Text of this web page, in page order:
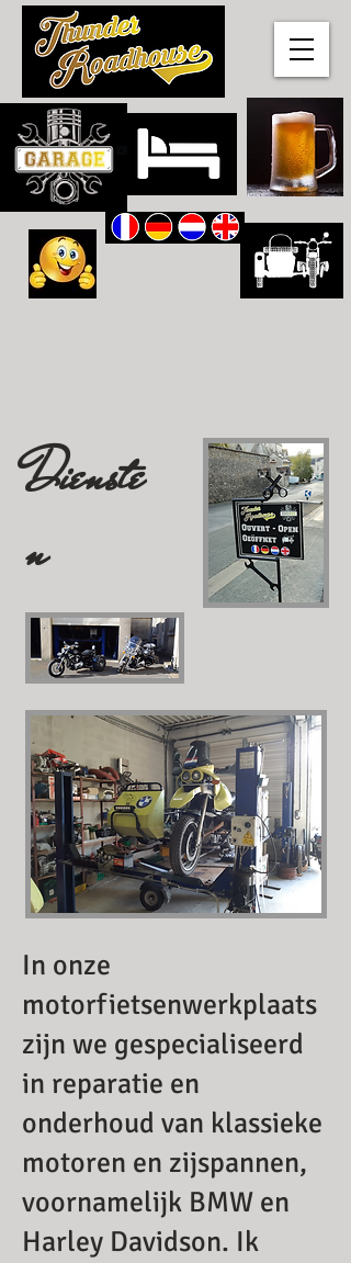
Dienste
n
In onze
motorfietsenwerkplaats
zijn we gespecialiseerd
in reparatie en
onderhoud van klassieke
motoren en zijspannen,
voornamelijk BMW en
Harley Davidson. Ik